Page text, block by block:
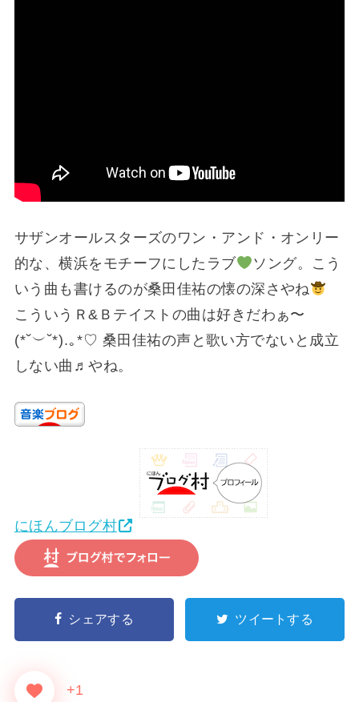
サザンオールスターズのワン・アンド・オンリー
的な、横浜をモチーフにしたラブ
ソング。こう
いう曲も書けるのが桑田佳祐の懐の深さやね
こういうＲ&Ｂテイストの曲は好きだわぁ〜
(⁠*⁠˘⁠︶⁠˘⁠*⁠)⁠.⁠｡⁠*⁠♡ 桑田佳祐の声と歌い方でないと成立
しない曲♬やね。
にほんブログ村
シェアする ツイートする
+1